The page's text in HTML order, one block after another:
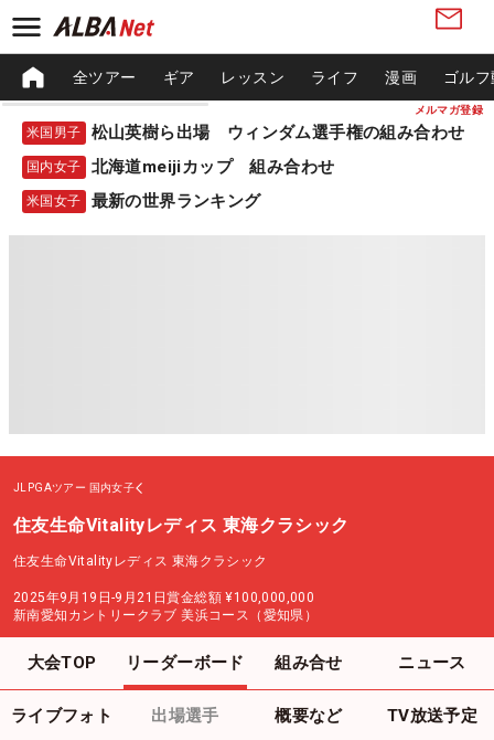
メルマガ登録
全ツアー ギア レッスン ライフ 漫画 ゴル
米国男子 松山英樹ら出場 ウィンダム選手権の組み合わせ
国内女子 北海道meijiカップ 組み合わせ
米国女子 最新の世界ランキング
JLPGAツアー 国内女子
住友生命Vitalityレディス 東海クラシック
住友生命Vitalityレディス 東海クラシック
2025年9月19日-9月21日賞金総額 ¥100,000,000
新南愛知カントリークラブ 美浜コース（愛知県）
大会TOP リーダーボード 組み合せ ニュース
ライブフォト 出場選手 概要など TV放送予定